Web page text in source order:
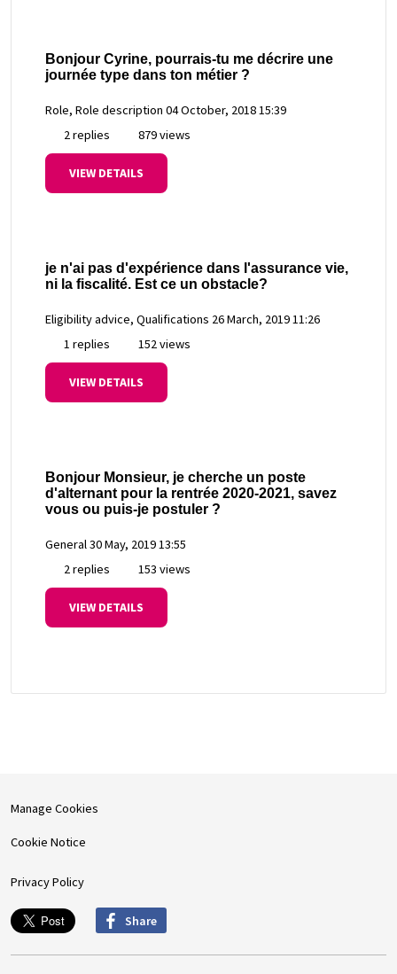
Bonjour Cyrine, pourrais-tu me décrire une
journée type dans ton métier ?
Role, Role description 04 October, 2018 15:39
2 replies
879 views
VIEW DETAILS
je n'ai pas d'expérience dans l'assurance vie,
ni la fiscalité. Est ce un obstacle?
Eligibility advice, Qualifications 26 March, 2019 11:26
1 replies
152 views
VIEW DETAILS
Bonjour Monsieur, je cherche un poste
d'alternant pour la rentrée 2020-2021, savez
vous ou puis-je postuler ?
General30 May, 2019 13:55
2 replies
153 views
VIEW DETAILS
Manage Cookies
Cookie Notice
Privacy Policy
Share